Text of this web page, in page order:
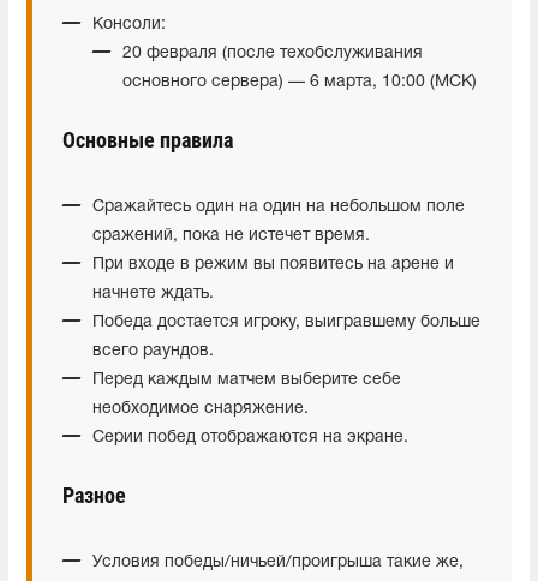
Консоли:
20 февраля (после техобслуживания
основного сервера) — 6 марта, 10:00 (МСК)
Основные правила
Сражайтесь один на один на небольшом поле
сражений, пока не истечет время.
При входе в режим вы появитесь на арене и
начнете ждать.
Победа достается игроку, выигравшему больше
всего раундов.
Перед каждым матчем выберите себе
необходимое снаряжение.
Серии побед отображаются на экране.
Разное
Условия победы/ничьей/проигрыша такие же,